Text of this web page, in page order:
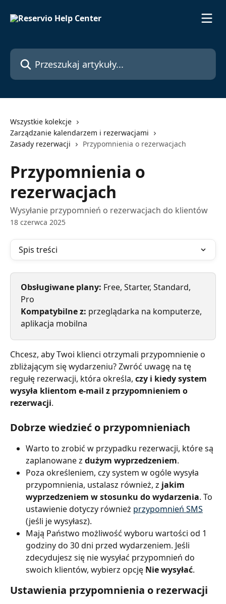
Przeszukaj artykuły...
Wszystkie kolekcje
Zarządzanie kalendarzem i rezerwacjami
Zasady rezerwacji
Przypomnienia o rezerwacjach
Przypomnienia o
rezerwacjach
Wysyłanie przypomnień o rezerwacjach do klientów
18 czerwca 2025
Spis treści
Obsługiwane plany: Free, Starter, Standard,
Pro
Kompatybilne z: przeglądarka na komputerze,
aplikacja mobilna
Chcesz, aby Twoi klienci otrzymali przypomnienie o
zbliżającym się wydarzeniu? Zwróć uwagę na tę
regułę rezerwacji, która określa, czy i kiedy system
wysyła klientom e-mail z przypomnieniem o
rezerwacji.
Dobrze wiedzieć o przypomnieniach
Warto to zrobić w przypadku rezerwacji, które są
zaplanowane z dużym wyprzedzeniem.
Poza określeniem, czy system w ogóle wysyła
przypomnienia, ustalasz również, z jakim
wyprzedzeniem w stosunku do wydarzenia. To
ustawienie dotyczy również przypomnień SMS
(jeśli je wysyłasz).
Mają Państwo możliwość wyboru wartości od 1
godziny do 30 dni przed wydarzeniem. Jeśli
zdecydujesz się nie wysyłać przypomnień do
swoich klientów, wybierz opcję Nie wysyłać.
Ustawienia przypomnienia o rezerwacji